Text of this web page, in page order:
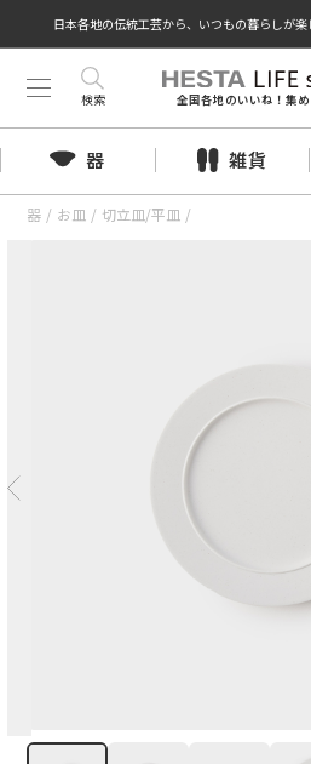
日本各地の伝統工芸から、いつもの暮らしが
全国各地のいいね！集
検索
器 雑貨
器 / お皿 / 切立皿/平皿 /